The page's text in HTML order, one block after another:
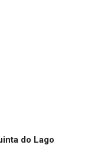
do Lago